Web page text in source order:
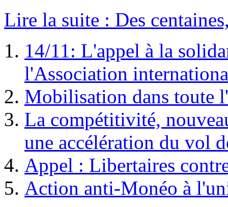
Lire la suite : Des
14/11: L'appel à la
l'Association
Mobilisation dans toute
La compétitivité,
une accélération du vol
Appel : Libertaires
Action anti-Monéo à